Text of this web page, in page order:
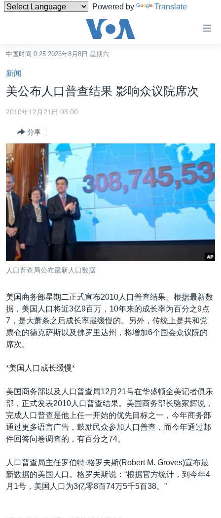
Powered by Translate
碍
链
接
跳
转
容
跳
转
到
导
转
索
港澳
国际
最新国际新闻
中东
非洲
美洲
分类新闻
经济·金融·贸易
人权·法律·宗教
科教·文娱·体健
军事
劳工
美中关系
热点专题
白宫要闻
国会报道
美中关系
埃博拉疫情
美国之音专访
重要讲话与声明
台海两岸关系
南中国海争端
关注新疆
GEN Z 看美国
VOA视频
VOA今日焦点
中文广播
中国时间 0:25 2026年8月8日 星期六
新闻
美公布人口普查结果 影响众议院席次
2010年12月21日 08:00
分享
人口普查局公布最新人口数据
美国商务部星期二正式宣布2010人口普查结果。根据最新数
据，美国人口将近3亿9百万，10年来的成长率为百分之9点
7，是大萧条之后成长率最缓慢的。另外，传统上是共和党
票仓的德克萨斯以及佛罗里达州，将增加6个国会众议院的
席次。
*美国人口成长缓慢*
美国商务部以及人口普查局12月21号在华盛顿全美记者俱乐
部，正式发表2010人口普查结果。美国商务部长骆家辉说，
完成人口普查是他上任一开始的优先目标之一，今年商务部
通过更多语言广告，鼓励民众参加人口普查，而今年通过邮
件回答问卷调查的，有百分之74。
人口普查局主任罗伯特·格罗夫斯(Robert M. Groves)宣布最
新数据的美国人口。格罗夫斯说：“根据官方统计，到今年4
月1号，美国人口为3亿零8百74万5千5百38。”